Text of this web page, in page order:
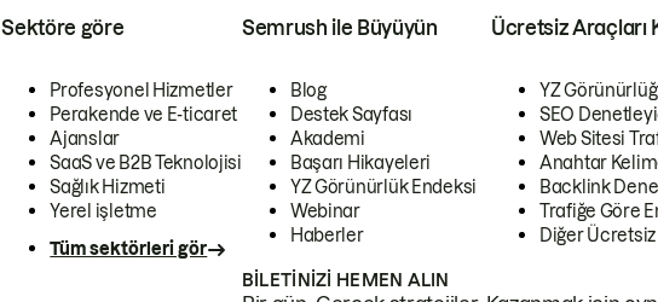
Sektöre göre
Profesyonel Hizmetler
Perakende ve E-ticaret
Ajanslar
SaaS ve B2B Teknolojisi
Sağlık Hizmeti
Yerel işletme
Tüm sektörleri gör
Semrush ile Büyüyün
Blog
Destek Sayfası
Akademi
Başarı Hikayeleri
YZ Görünürlük Endeksi
Webinar
Haberler
Ücretsiz Araçları
YZ
SEO
Web Sitesi
Anahtar
Backlink
Trafiğe Göre
Diğer
BILETINIZI HEMEN ALIN